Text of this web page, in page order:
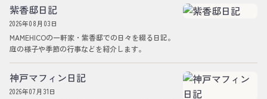
紫香邸日記
2026年08月03日
MAMEHICOの一軒家・紫香邸での日々を綴る日記。
庭の様子や季節の行事などを紹介します。
神戸マフィン日記
2026年07月31日